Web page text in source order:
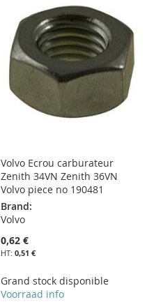
LISTE
D’ENVIE
COMPARATEUR
Volvo Ecrou carburateur
Zenith 34VN Zenith 36VN
Volvo piece no 190481
Brand:
Volvo
0,62 €
0,51 €
Grand stock disponible
Voorraad info